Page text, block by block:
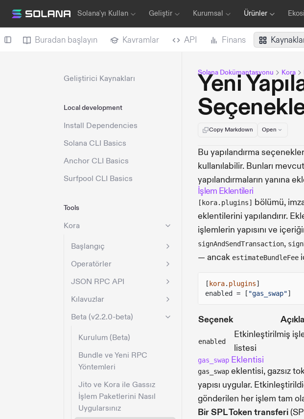
Solana'yı Kullan Geliştir Kurumsal Ürünler
Buradan başlayın Kavramlar API Finans
Geliştirici Kaynakları
Local development
Install Dependencies
Solana CLI Basics
Anchor CLI Basics
Surfpool CLI Basics
Tools
Kora
Başlangıç
Operatörler
JSON RPC API
Kılavuzlar
Beta (v2.2.0-beta)
Kurulum (Beta)
Bundle ve Yeni RPC
Yöntemleri
Jito ve Kora ile Gassız
İşlem Paketlerini Nasıl
Uygularsınız
Solana Dokümantasyonu Kora
Yeni
Copy Markdown Open
Bu yapılandırma
kullanılabilir. Bunları mevcut
yapılandırmaların yanına
İşlem Eklentileri
[kora.plugins] bölümü,
eklentilerini yapılandırır.
işlemlerin yapısını ve
signAndSendTransaction,
— ancak estimateBundleFee
[ kora. plugins]
enabled = [ "gas_swap"]
Seçenek
enabled
Etkinleştirilmiş
listesi
gas_swap Eklentisi
gas_swap eklentisi, gazsız
yapısı uygular.
gönderilen her işlem tam
Bir SPL Token transferi